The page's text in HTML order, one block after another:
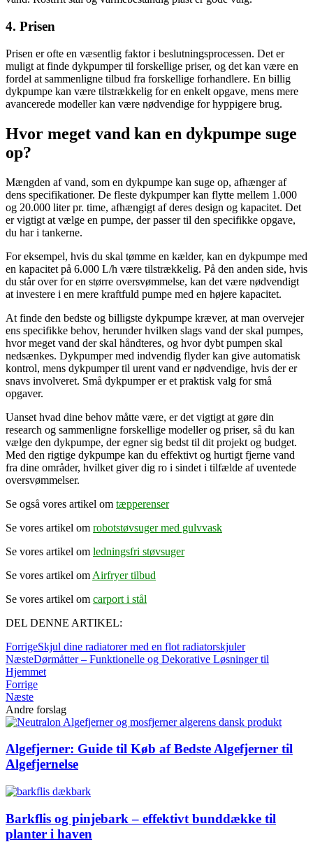
4. Prisen
Prisen er ofte en væsentlig faktor i beslutningsprocessen. Det er
muligt at finde dykpumper til forskellige priser, og det kan være en
fordel at sammenligne tilbud fra forskellige forhandlere. En billig
dykpumpe kan være tilstrækkelig for en enkelt opgave, mens mere
avancerede modeller kan være nødvendige for hyppigere brug.
Hvor meget vand kan en dykpumpe suge
op?
Mængden af vand, som en dykpumpe kan suge op, afhænger af
dens specifikationer. De fleste dykpumper kan flytte mellem 1.000
og 20.000 liter pr. time, afhængigt af deres design og kapacitet. Det
er vigtigt at vælge en pumpe, der passer til den specifikke opgave,
du har i tankerne.
For eksempel, hvis du skal tømme en kælder, kan en dykpumpe med
en kapacitet på 6.000 L/h være tilstrækkelig. På den anden side, hvis
du står over for en større oversvømmelse, kan det være nødvendigt
at investere i en mere kraftfuld pumpe med en højere kapacitet.
At finde den bedste og billigste dykpumpe kræver, at man overvejer
ens specifikke behov, herunder hvilken slags vand der skal pumpes,
hvor meget vand der skal håndteres, og hvor dybt pumpen skal
nedsænkes. Dykpumper med indvendig flyder kan give automatisk
kontrol, mens dykpumper til urent vand er nødvendige, hvis der er
snavs involveret. Små dykpumper er et praktisk valg for små
opgaver.
Uanset hvad dine behov måtte være, er det vigtigt at gøre din
research og sammenligne forskellige modeller og priser, så du kan
vælge den dykpumpe, der egner sig bedst til dit projekt og budget.
Med den rigtige dykpumpe kan du effektivt og hurtigt fjerne vand
fra dine områder, hvilket giver dig ro i sindet i tilfælde af uventede
oversvømmelser.
Se også vores artikel om tæpperenser
Se vores artikel om robotstøvsuger med gulvvask
Se vores artikel om ledningsfri støvsuger
Se vores artikel om Airfryer tilbud
Se vores artikel om carport i stål
DEL DENNE ARTIKEL:
ForrigeSkjul dine radiatorer med en flot radiatorskjuler
NæsteDørmåtter – Funktionelle og Dekorative Løsninger til
Hjemmet
Forrige
Næste
Andre forslag
Algefjerner: Guide til Køb af Bedste Algefjerner til
Algefjernelse
Barkflis og pinjebark – effektivt bunddække til
planter i haven